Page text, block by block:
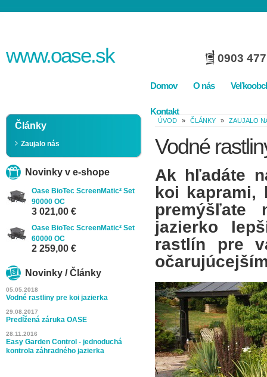
www.oase.sk 0903
Domov O nás
Kontakt
Články
Zaujalo nás
Novinky v e-shope
Oase BioTec ScreenMatic² Set
90000 OC
3 021,00 €
Oase BioTec ScreenMatic² Set
60000 OC
2 259,00 €
Novinky / Články
05.05.2018
Vodné rastliny pre koi jazierka
29.08.2017
Predĺžená záruka OASE
28.11.2016
Easy Garden Control - jednoduchá
kontrola záhradného jazierka
ÚVOD » ČLÁNKY » ZAUJALO
Vodné
Ak hľadáte
koi kaprami,
jazierko
rastlín pre